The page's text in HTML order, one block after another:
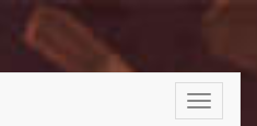
Toggle